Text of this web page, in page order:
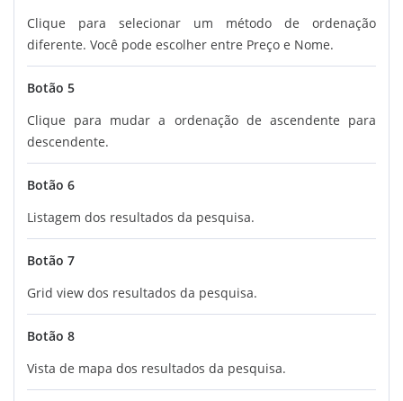
Clique para selecionar um método de ordenação
diferente. Você pode escolher entre Preço e Nome.
Botão 5
Clique para mudar a ordenação de ascendente para
descendente.
Botão 6
Listagem dos resultados da pesquisa.
Botão 7
Grid view dos resultados da pesquisa.
Botão 8
Vista de mapa dos resultados da pesquisa.